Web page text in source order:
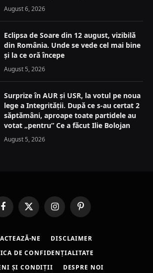
August 6, 2026
Eclipsa de Soare din 12 august, vizibilă
din România. Unde se vede cel mai bine
și la ce oră începe
August 5, 2026
Surprize în AUR și USR, la votul pe noua
lege a Integrității. După ce s-au certat 2
săptămâni, aproape toate partidele au
votat „pentru” Ce a făcut Ilie Bolojan
August 5, 2026
FacebookX
(Twitter)
InstagramPinterest
NE
DISCLAIMER
DE CONFIDENȚIALITATE
ȘI CONDIȚII
DESPRE NOI